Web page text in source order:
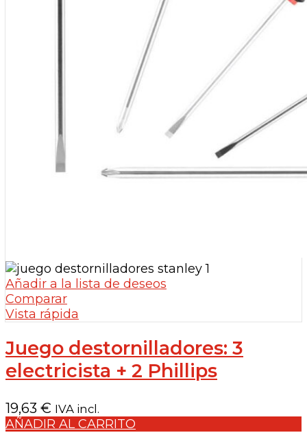
Añadir a la lista de deseos
Comparar
Vista rápida
Juego destornilladores: 3
electricista + 2 Phillips
19,63 € IVA incl.
AÑADIR AL CARRITO